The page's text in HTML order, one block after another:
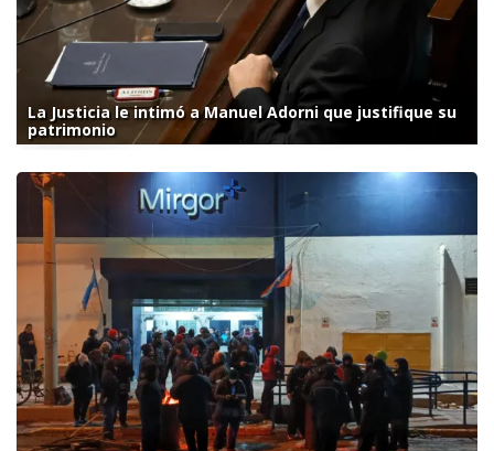
La Justicia le intimó a Manuel Adorni que justifique su
patrimonio